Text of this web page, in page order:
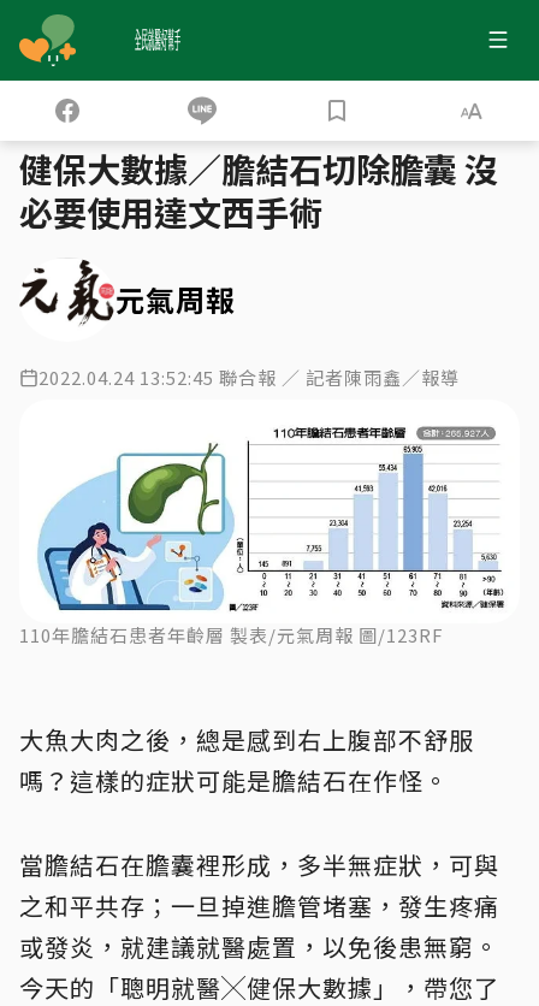
全民就醫好幫手 健保大數據 飲食高油、高熱量是高危險族群 發現膽結石一定要手術嗎？
健保大數據／膽結石切除膽囊 沒
必要使用達文西手術
元氣周報
2022.04.24 13:52:45 聯合報 ／ 記者陳雨鑫／報導
110年膽結石患者年齡層 製表/元氣周報 圖/123RF
大魚大肉之後，總是感到右上腹部不舒服
嗎？這樣的症狀可能是膽結石在作怪。
當膽結石在膽囊裡形成，多半無症狀，可與
之和平共存；一旦掉進膽管堵塞，發生疼痛
或發炎，就建議就醫處置，以免後患無窮。
今天的「聰明就醫╳健保大數據」，帶您了